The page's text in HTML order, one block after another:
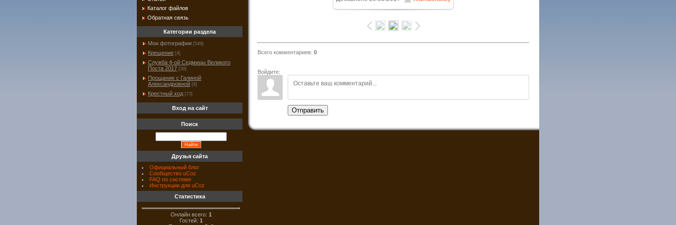
213.0Kb
Всего комментариев: 0
Войдите:
Отправить
Каталог файлов
Обратная связь
Категории раздела
Мои фотографии [549]
Крещение [4]
Служба 4-ой Седмицы Великого
Поста 2017 [39]
Прощание с Галиной
Александровной [8]
Крестный ход [73]
Вход на сайт
Поиск
Друзья сайта
Официальный блог
Сообщество uCoz
FAQ по системе
Инструкции для uCoz
Статистика
Онлайн всего: 1
Гостей: 1